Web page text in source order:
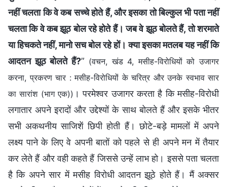
नहीं चलता कि वे कब सच्चे होते हैं, और इसका तो बिल्कुल भी पता नहीं
चलता कि वे कब झूठ बोल रहे होते हैं। जब वे झूठ बोलते हैं, तो शरमाते
या हिचकते नहीं, मानो सच बोल रहे हों। क्या इसका मतलब यह नहीं कि
आदतन झूठ बोलते हैं?” (वचन, खंड 4, मसीह-विरोधियों को उजागर
करना, प्रकरण चार : मसीह-विरोधियों के चरित्र और उनके स्वभाव सार
का सारांश (भाग एक)) । परमेश्वर उजागर करता है कि मसीह-विरोधी
लगातार अपने इरादों और उद्देश्यों के साथ बोलते हैं और इसके भीतर
सभी अकथनीय साजिशें छिपी होती हैं। छोटे-बड़े मामलों में अपने
लक्ष्य पाने के लिए वे अपनी बातों को पहले से ही अपने मन में तैयार
कर लेते हैं और वही कहते हैं जिससे उन्हें लाभ हो। इससे पता चलता
है कि अपने सार में मसीह विरोधी आदतन झूठे होते हैं। मैं अक्सर